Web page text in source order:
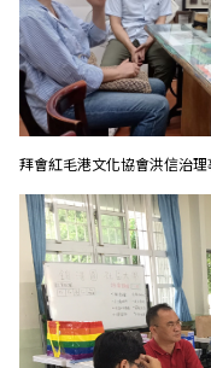
拜會紅毛港文化協會洪信治理